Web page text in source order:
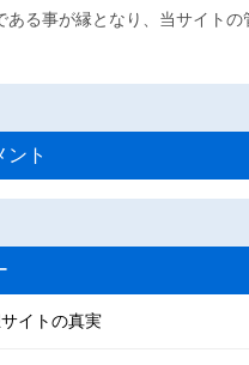
ある事が縁となり、当サイトの
ント
イトの真実